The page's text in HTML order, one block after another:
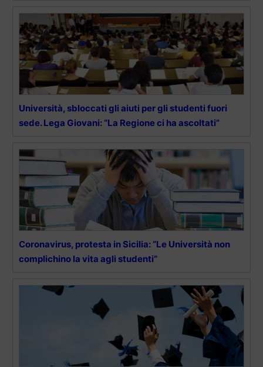
Università, sbloccati gli aiuti per gli studenti fuori
sede. Lega Giovani: “La Regione ci ha ascoltati”
Coronavirus, protesta in Sicilia: “Le Università non
complichino la vita agli studenti”